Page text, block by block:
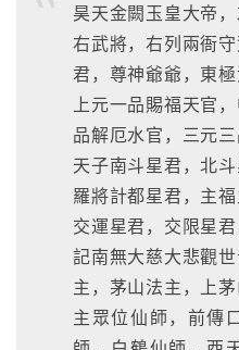
昊天金闕玉皇大帝
右武將，右列兩衙
君，尊神爺爺，東極
上元一品賜福天官
品解厄水官，三元
天子南斗星君，北
羅將計都星君，主
交運星君，交限星
記南無大慈大悲觀
主，茅山法主，上
主眾位仙師，前傳